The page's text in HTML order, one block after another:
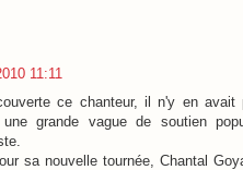
11:11
ce chanteur, il n'y en
grande vague de soutien
sa nouvelle tournée, Chantal